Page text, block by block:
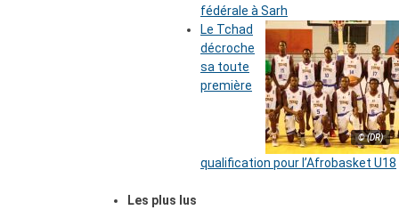
fédérale à Sarh
© (DR)
Le Tchad
décroche
sa toute
première
qualification pour l’Afrobasket U18
Les plus lus